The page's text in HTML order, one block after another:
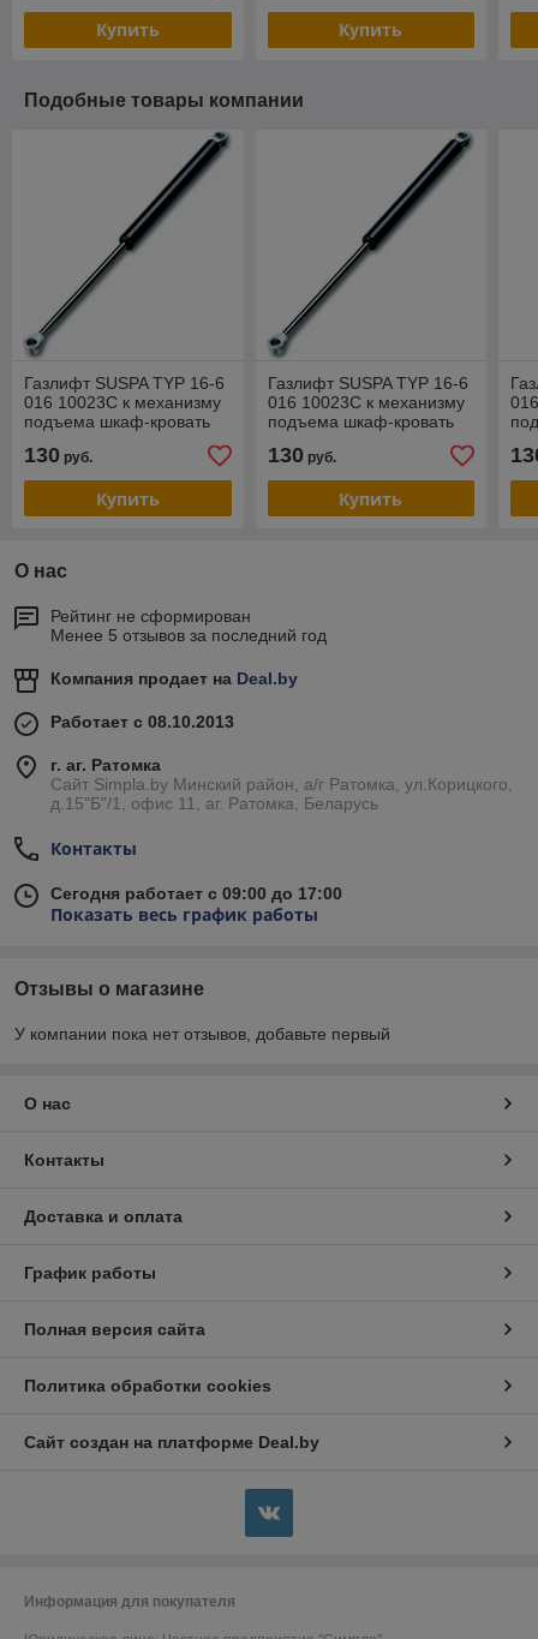
Купить Купить
Подобные товары компании
Газлифт SUSPA TYP 16-6
016 10023С к механизму
подъема шкаф-кровать
130 руб.
Купить
Газлифт SUSPA TYP 16-6
016 10023С к механизму
подъема шкаф-кровать
130руб.
Купить
О нас
Рейтинг не сформирован
Менее 5 отзывов за последний год
Компания продает на Deal.by
Работает с 08.10.2013
г. аг. Ратомка
Сайт Simpla.by Минский район, а/г Ратомка, ул.Корицкого,
д.15"Б"/1, офис 11, аг. Ратомка, Беларусь
Контакты
Сегодня работает с 09:00 до 17:00
Показать весь график работы
Отзывы о магазине
У компании пока нет отзывов, добавьте первый
О нас
Контакты
Доставка и оплата
График работы
Полная версия сайта
Политика обработки cookies
Сайт создан на платформе Deal.by
Информация для покупателя